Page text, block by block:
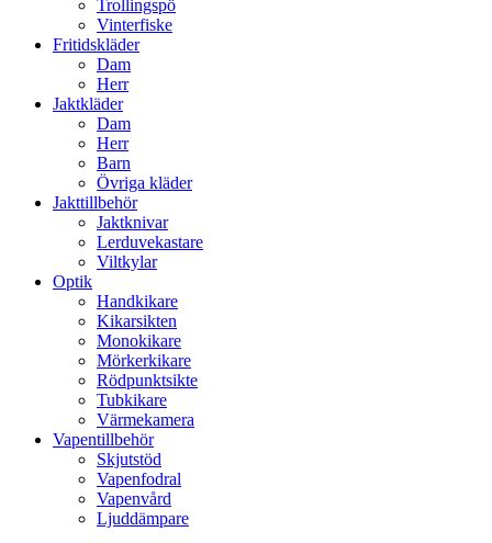
Trollingspö
Vinterfiske
Fritidskläder
Dam
Herr
Jaktkläder
Dam
Herr
Barn
Övriga kläder
Jakttillbehör
Jaktknivar
Lerduvekastare
Viltkylar
Optik
Handkikare
Kikarsikten
Monokikare
Mörkerkikare
Rödpunktsikte
Tubkikare
Värmekamera
Vapentillbehör
Skjutstöd
Vapenfodral
Vapenvård
Ljuddämpare